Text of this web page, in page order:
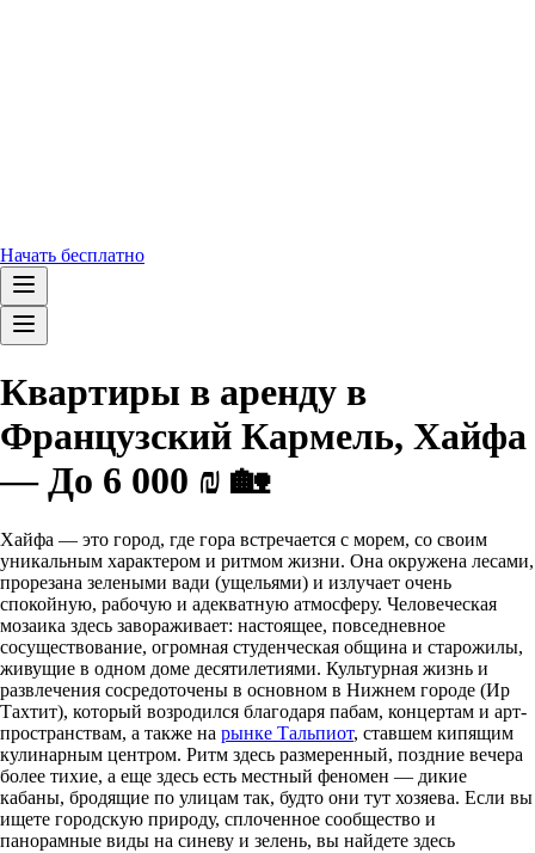
Начать бесплатно
Квартиры в аренду в
Французский Кармель, Хайфа
— До 6 000 ₪ 🏡
Хайфа — это город, где гора встречается с морем, со своим
уникальным характером и ритмом жизни. Она окружена лесами,
прорезана зелеными вади (ущельями) и излучает очень
спокойную, рабочую и адекватную атмосферу. Человеческая
мозаика здесь завораживает: настоящее, повседневное
сосуществование, огромная студенческая община и старожилы,
живущие в одном доме десятилетиями. Культурная жизнь и
развлечения сосредоточены в основном в Нижнем городе (Ир
Тахтит), который возродился благодаря пабам, концертам и арт-
пространствам, а также на рынке Тальпиот, ставшем кипящим
кулинарным центром. Ритм здесь размеренный, поздние вечера
более тихие, а еще здесь есть местный феномен — дикие
кабаны, бродящие по улицам так, будто они тут хозяева. Если вы
ищете городскую природу, сплоченное сообщество и
панорамные виды на синеву и зелень, вы найдете здесь